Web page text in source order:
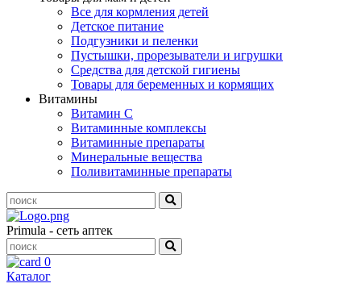
Все для кормления детей
Детское питание
Подгузники и пеленки
Пустышки, прорезыватели и игрушки
Средства для детской гигиены
Товары для беременных и кормящих
Витамины
Витамин С
Витаминные комплексы
Витаминные препараты
Минеральные вещества
Поливитаминные препараты
Primula - сеть аптек
0
Каталог